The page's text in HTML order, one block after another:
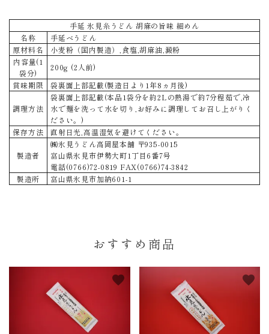
手延 氷見糸うどん 胡麻の旨味 細めん
名称
手延べうどん
原材料名
小麦粉（国内製造）,食塩,胡麻油,澱粉
内容量(1
袋分)
200g (2人前)
賞味期限
袋裏面上部記載(製造日より1年8ヵ月後)
調理方法
袋裏面上部記載(本品1袋分を約2Lの熱湯で約7分程茹で,冷
水で麺を洗って水を切り,お好みに調理してお召し上がりく
ださい。)
保存方法
直射日光,高温湿気を避けてください。
製造者
㈱氷見うどん高岡屋本舗 〒935-0015
富山県氷見市伊勢大町1丁目6番7号
電話(0766)72-0819 FAX(0766)74-3842
製造所
富山県氷見市加納601-1
おすすめ商品
favorite favorite